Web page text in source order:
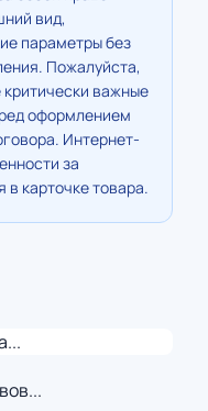
вид,
параметры без
Пожалуйста,
важные
оформлением
Интернет-
за
карточке товара.